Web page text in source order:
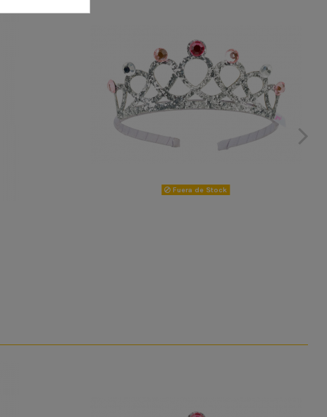
Fuera de Stock